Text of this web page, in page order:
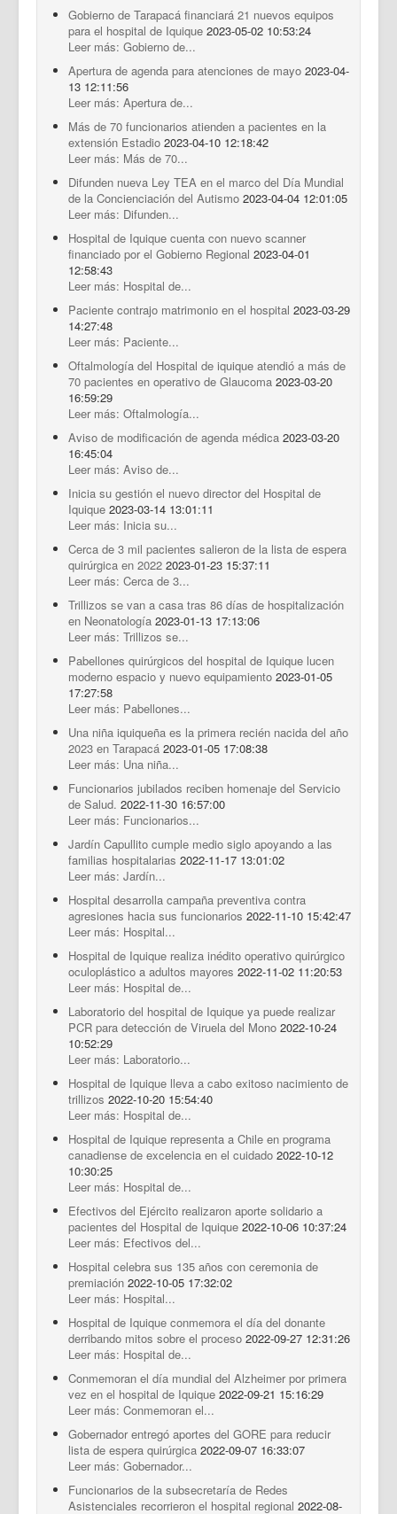
Gobierno de Tarapacá financiará 21 nuevos equipos
para el hospital de Iquique 2023-05-02 10:53:24
Leer más: Gobierno de...
Apertura de agenda para atenciones de mayo 2023-04-
13 12:11:56
Leer más: Apertura de...
Más de 70 funcionarios atienden a pacientes en la
extensión Estadio 2023-04-10 12:18:42
Leer más: Más de 70...
Difunden nueva Ley TEA en el marco del Día Mundial
de la Concienciación del Autismo 2023-04-04 12:01:05
Leer más: Difunden...
Hospital de Iquique cuenta con nuevo scanner
financiado por el Gobierno Regional 2023-04-01
12:58:43
Leer más: Hospital de...
Paciente contrajo matrimonio en el hospital 2023-03-29
14:27:48
Leer más: Paciente...
Oftalmología del Hospital de iquique atendió a más de
70 pacientes en operativo de Glaucoma 2023-03-20
16:59:29
Leer más: Oftalmología...
Aviso de modificación de agenda médica 2023-03-20
16:45:04
Leer más: Aviso de...
Inicia su gestión el nuevo director del Hospital de
Iquique 2023-03-14 13:01:11
Leer más: Inicia su...
Cerca de 3 mil pacientes salieron de la lista de espera
quirúrgica en 2022 2023-01-23 15:37:11
Leer más: Cerca de 3...
Trillizos se van a casa tras 86 días de hospitalización
en Neonatología 2023-01-13 17:13:06
Leer más: Trillizos se...
Pabellones quirúrgicos del hospital de Iquique lucen
moderno espacio y nuevo equipamiento 2023-01-05
17:27:58
Leer más: Pabellones...
Una niña iquiqueña es la primera recién nacida del año
2023 en Tarapacá 2023-01-05 17:08:38
Leer más: Una niña...
Funcionarios jubilados reciben homenaje del Servicio
de Salud. 2022-11-30 16:57:00
Leer más: Funcionarios...
Jardín Capullito cumple medio siglo apoyando a las
familias hospitalarias 2022-11-17 13:01:02
Leer más: Jardín...
Hospital desarrolla campaña preventiva contra
agresiones hacia sus funcionarios 2022-11-10 15:42:47
Leer más: Hospital...
Hospital de Iquique realiza inédito operativo quirúrgico
oculoplástico a adultos mayores 2022-11-02 11:20:53
Leer más: Hospital de...
Laboratorio del hospital de Iquique ya puede realizar
PCR para detección de Viruela del Mono 2022-10-24
10:52:29
Leer más: Laboratorio...
Hospital de Iquique lleva a cabo exitoso nacimiento de
trillizos 2022-10-20 15:54:40
Leer más: Hospital de...
Hospital de Iquique representa a Chile en programa
canadiense de excelencia en el cuidado 2022-10-12
10:30:25
Leer más: Hospital de...
Efectivos del Ejército realizaron aporte solidario a
pacientes del Hospital de Iquique 2022-10-06 10:37:24
Leer más: Efectivos del...
Hospital celebra sus 135 años con ceremonia de
premiación 2022-10-05 17:32:02
Leer más: Hospital...
Hospital de Iquique conmemora el día del donante
derribando mitos sobre el proceso 2022-09-27 12:31:26
Leer más: Hospital de...
Conmemoran el día mundial del Alzheimer por primera
vez en el hospital de Iquique 2022-09-21 15:16:29
Leer más: Conmemoran el...
Gobernador entregó aportes del GORE para reducir
lista de espera quirúrgica 2022-09-07 16:33:07
Leer más: Gobernador...
Funcionarios de la subsecretaría de Redes
Asistenciales recorrieron el hospital regional 2022-08-